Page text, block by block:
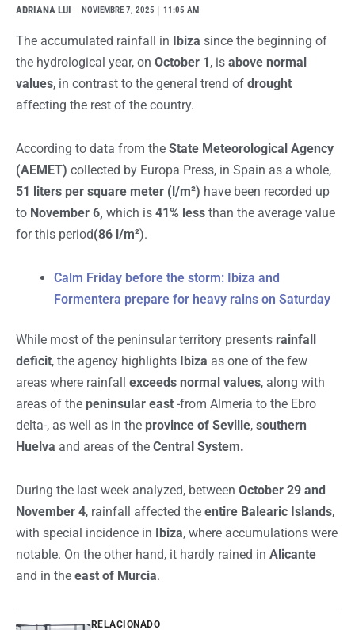
ADRIANA LUI NOVIEMBRE 7, 2025 11:05 AM
The accumulated rainfall in Ibiza since the beginning of
the hydrological year, on October 1 , is above normal
values, in contrast to the general trend of drought
affecting the rest of the country.
According to data from the State Meteorological Agency
(AEMET) collected by Europa Press, in Spain as a whole,
51 liters per square meter (l/m²) have been recorded up
to November 6, which is 41% less than the average value
for this period(86 l/m²).
Calm Friday before the storm: Ibiza and
Formentera prepare for heavy rains on Saturday
While most of the peninsular territory presents rainfall
deficit, the agency highlights Ibiza as one of the few
areas where rainfall exceeds normal values, along with
areas of the peninsular east -from Almeria to the Ebro
delta-, as well as in the province of Seville, southern
Huelva and areas of the Central System.
During the last week analyzed, between October 29 and
November 4, rainfall affected the entire Balearic Islands,
with special incidence in
Ibiza, where accumulations were
notable. On the other hand, it hardly rained in Alicante
and in the east of Murcia.
RELACIONADO